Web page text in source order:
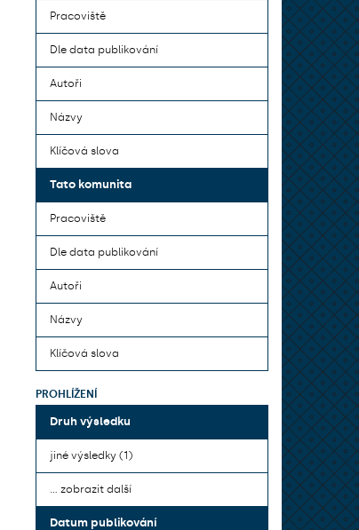
Pracoviště
Dle data publikování
Autoři
Názvy
Klíčová slova
Tato komunita
Pracoviště
Dle data publikování
Autoři
Názvy
Klíčová slova
PROHLÍŽENÍ
Druh výsledku
jiné výsledky (1)
... zobrazit další
Datum publikování